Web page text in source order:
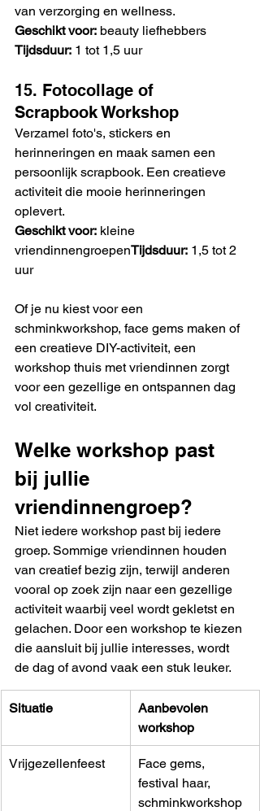
van verzorging en wellness.
Geschikt voor: beauty liefhebbers
Tijdsduur: 1 tot 1,5 uur
15. Fotocollage of
Scrapbook Workshop
Verzamel foto's, stickers en
herinneringen en maak samen een
persoonlijk scrapbook. Een creatieve
activiteit die mooie herinneringen
oplevert.
Geschikt voor: kleine
vriendinnengroepenTijdsduur: 1,5 tot 2
uur
Of je nu kiest voor een
schminkworkshop, face gems maken of
een creatieve DIY-activiteit, een
workshop thuis met vriendinnen zorgt
voor een gezellige en ontspannen dag
vol creativiteit.
Welke workshop past
bij jullie
vriendinnengroep?
Niet iedere workshop past bij iedere
groep. Sommige vriendinnen houden
van creatief bezig zijn, terwijl anderen
vooral op zoek zijn naar een gezellige
activiteit waarbij veel wordt gekletst en
gelachen. Door een workshop te kiezen
die aansluit bij jullie interesses, wordt
de dag of avond vaak een stuk leuker.
Situatie
Aanbevolen
workshop
Vrijgezellenfeest
Face gems,
festival haar,
schminkworkshop